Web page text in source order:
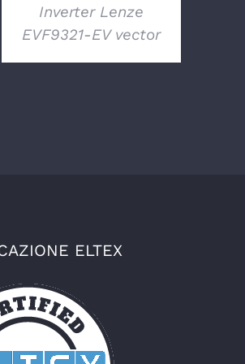
Inverter Lenze
EVF9321-EV vector
ELTEX